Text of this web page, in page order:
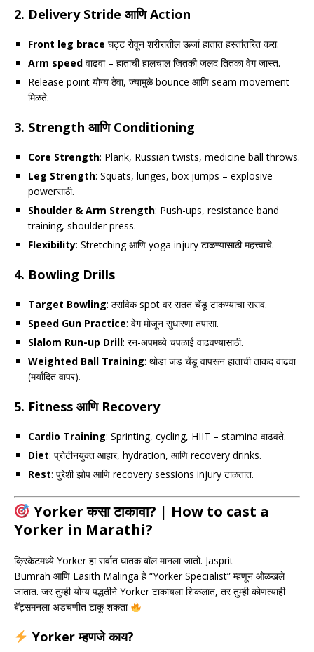
2. Delivery Stride आणि Action
Front leg brace घट्ट रोवून शरीरातील ऊर्जा हातात हस्तांतरित करा.
Arm speed वाढवा – हाताची हालचाल जितकी जलद तितका वेग जास्त.
Release point योग्य ठेवा, ज्यामुळे bounce आणि seam movement
मिळते.
3. Strength आणि Conditioning
Core Strength: Plank, Russian twists, medicine ball throws.
Leg Strength: Squats, lunges, box jumps – explosive
powerसाठी.
Shoulder & Arm Strength: Push-ups, resistance band
training, shoulder press.
Flexibility: Stretching आणि yoga injury टाळण्यासाठी महत्त्वाचे.
4. Bowling Drills
Target Bowling: ठराविक spot वर सतत चेंडू टाकण्याचा सराव.
Speed Gun Practice: वेग मोजून सुधारणा तपासा.
Slalom Run-up Drill: रन-अपमध्ये चपळाई वाढवण्यासाठी.
Weighted Ball Training: थोडा जड चेंडू वापरून हाताची ताकद वाढवा
(मर्यादित वापर).
5. Fitness आणि Recovery
Cardio Training: Sprinting, cycling, HIIT – stamina वाढवते.
Diet: प्रोटीनयुक्त आहार, hydration, आणि recovery drinks.
Rest: पुरेशी झोप आणि recovery sessions injury टाळतात.
Yorker कसा टाकावा? | How to cast a
Yorker in Marathi?
क्रिकेटमध्ये Yorker हा सर्वात घातक बॉल मानला जातो. Jasprit
Bumrah आणि Lasith Malinga हे “Yorker Specialist” म्हणून ओळखले
जातात. जर तुम्ही योग्य पद्धतीने Yorker टाकायला शिकलात, तर तुम्ही कोणत्याही
बॅट्समनला अडचणीत टाकू शकता
Yorker म्हणजे काय?